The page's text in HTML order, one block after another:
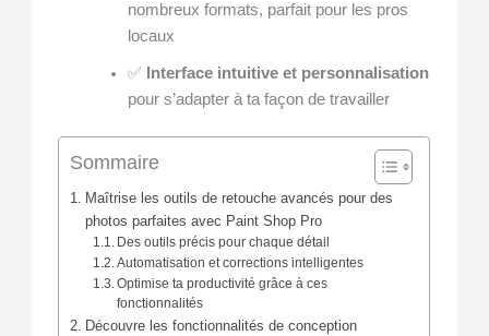
nombreux formats, parfait pour les pros
locaux
✅
Interface intuitive et personnalisation
pour s’adapter à ta façon de travailler
Sommaire
Maîtrise les outils de retouche avancés pour des
photos parfaites avec Paint Shop Pro
Des outils précis pour chaque détail
Automatisation et corrections intelligentes
Optimise ta productivité grâce à ces
fonctionnalités
Découvre les fonctionnalités de conception